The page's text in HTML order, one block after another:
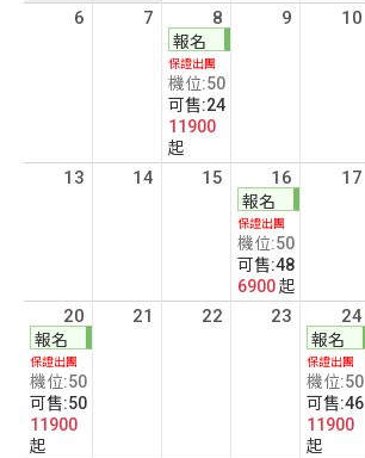
6 7 8
報名
保證出團
機位:50
可售:24
11900
起
9 10
13 14 15 16
報名
保證出團
機位:50
可售:48
6900起
17
20
報名
保證出團
機位:50
可售:50
11900
起
21 22 23 24
報名
保證出團
機位:50
可售:46
11900
起